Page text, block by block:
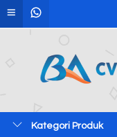
Kategori Produk